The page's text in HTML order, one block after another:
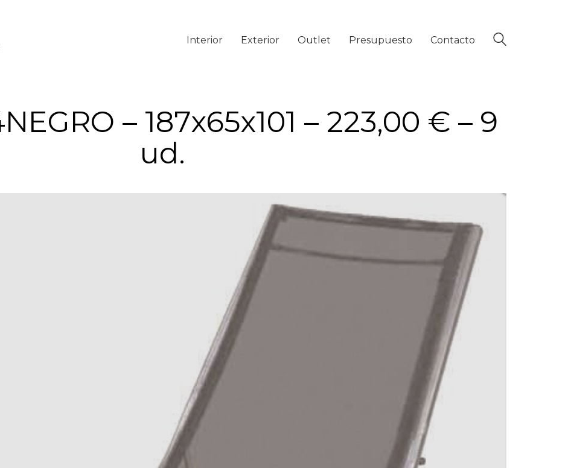
Interior Exterior Outlet Presupuesto Contacto
– 187x65x101 – 223,00 € – 9
ud.